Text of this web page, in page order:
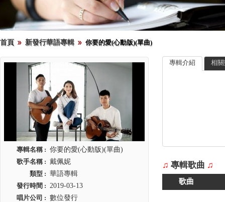
首頁 新發行華語專輯 你要的愛(心動版)(單曲)
專輯名稱 : 你要的愛(心動版)(單曲)
歌手名稱 : 戴佩妮
類型 : 華語專輯
發行時間 : 2019-03-13
唱片公司 : 數位發行
專輯介紹 相
♫ 專輯歌曲 ♫
歌曲